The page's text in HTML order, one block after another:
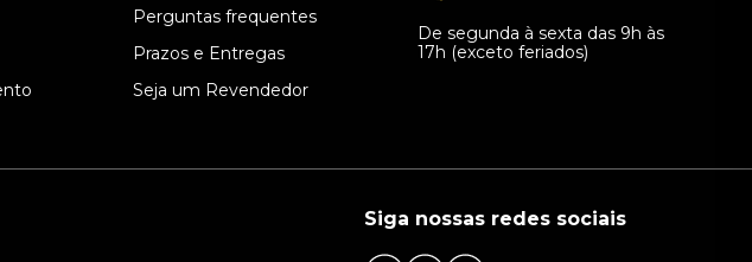
Perguntas frequentes
Prazos e Entregas
Seja um Revendedor
De segunda à sexta das 9h às
17h (exceto feriados)
Siga nossas redes sociais